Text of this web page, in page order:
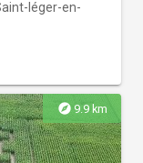
léger-en-
explore 9.9 km